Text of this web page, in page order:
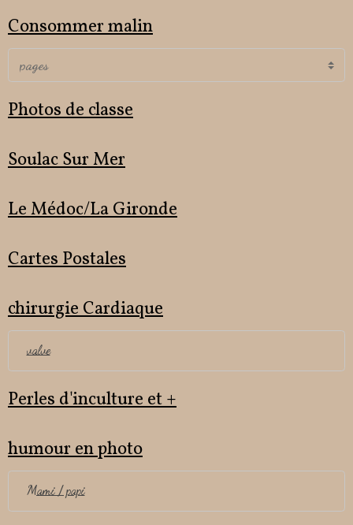
Consommer malin
Photos de classe
Soulac Sur Mer
Le Médoc/La Gironde
Cartes Postales
chirurgie Cardiaque
valve
Perles d'inculture et +
humour en photo
Mami / papi